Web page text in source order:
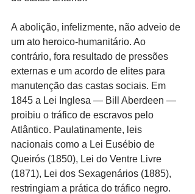
A abolição, infelizmente, não adveio de
um ato heroico-humanitário. Ao
contrário, fora resultado de pressões
externas e um acordo de elites para
manutenção das castas sociais. Em
1845 a Lei Inglesa — Bill Aberdeen —
proibiu o tráfico de escravos pelo
Atlântico. Paulatinamente, leis
nacionais como a Lei Eusébio de
Queirós (1850), Lei do Ventre Livre
(1871), Lei dos Sexagenários (1885),
restringiam a prática do tráfico negro.